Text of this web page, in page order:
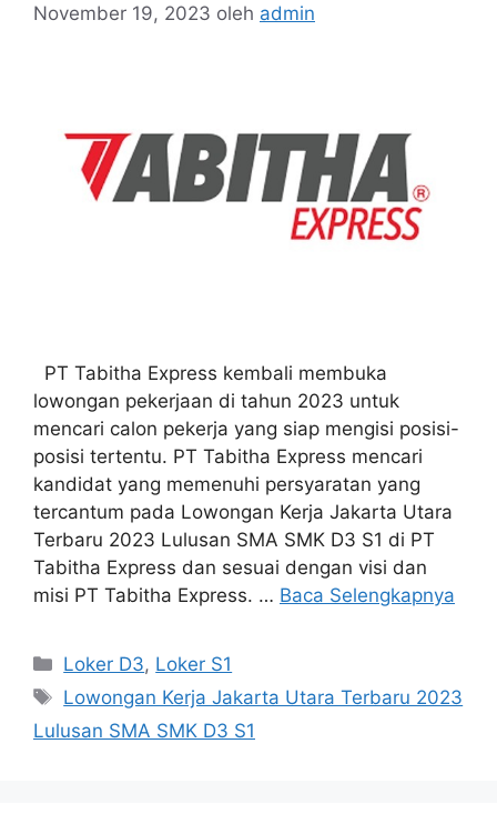
November 19, 2023 oleh admin
PT Tabitha Express kembali membuka
lowongan pekerjaan di tahun 2023 untuk
mencari calon pekerja yang siap mengisi posisi-
posisi tertentu. PT Tabitha Express mencari
kandidat yang memenuhi persyaratan yang
tercantum pada Lowongan Kerja Jakarta Utara
Terbaru 2023 Lulusan SMA SMK D3 S1 di PT
Tabitha Express dan sesuai dengan visi dan
misi PT Tabitha Express. … Baca Selengkapnya
Kategori
Loker D3, Loker S1
Tag
Lowongan Kerja Jakarta Utara Terbaru 2023
Lulusan SMA SMK D3 S1